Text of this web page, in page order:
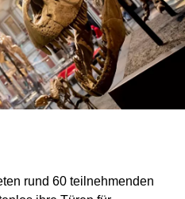
rund 60 teilnehmenden